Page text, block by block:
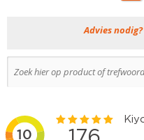
Advies nodig?